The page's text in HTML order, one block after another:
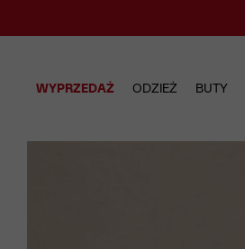
WYPRZEDAŻ ODZIEŻ BUTY